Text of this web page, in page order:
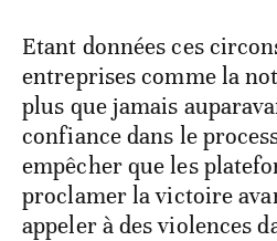
Etant données ces
entreprises comme la
plus que jamais
confiance dans le
empêcher que les
proclamer la victoire
appeler à des violences